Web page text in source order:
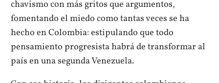
chavismo con más gritos que argumentos,
fomentando el miedo como tantas veces se ha
hecho en Colombia: estipulando que todo
pensamiento progresista habrá de transformar al
país en una segunda Venezuela.